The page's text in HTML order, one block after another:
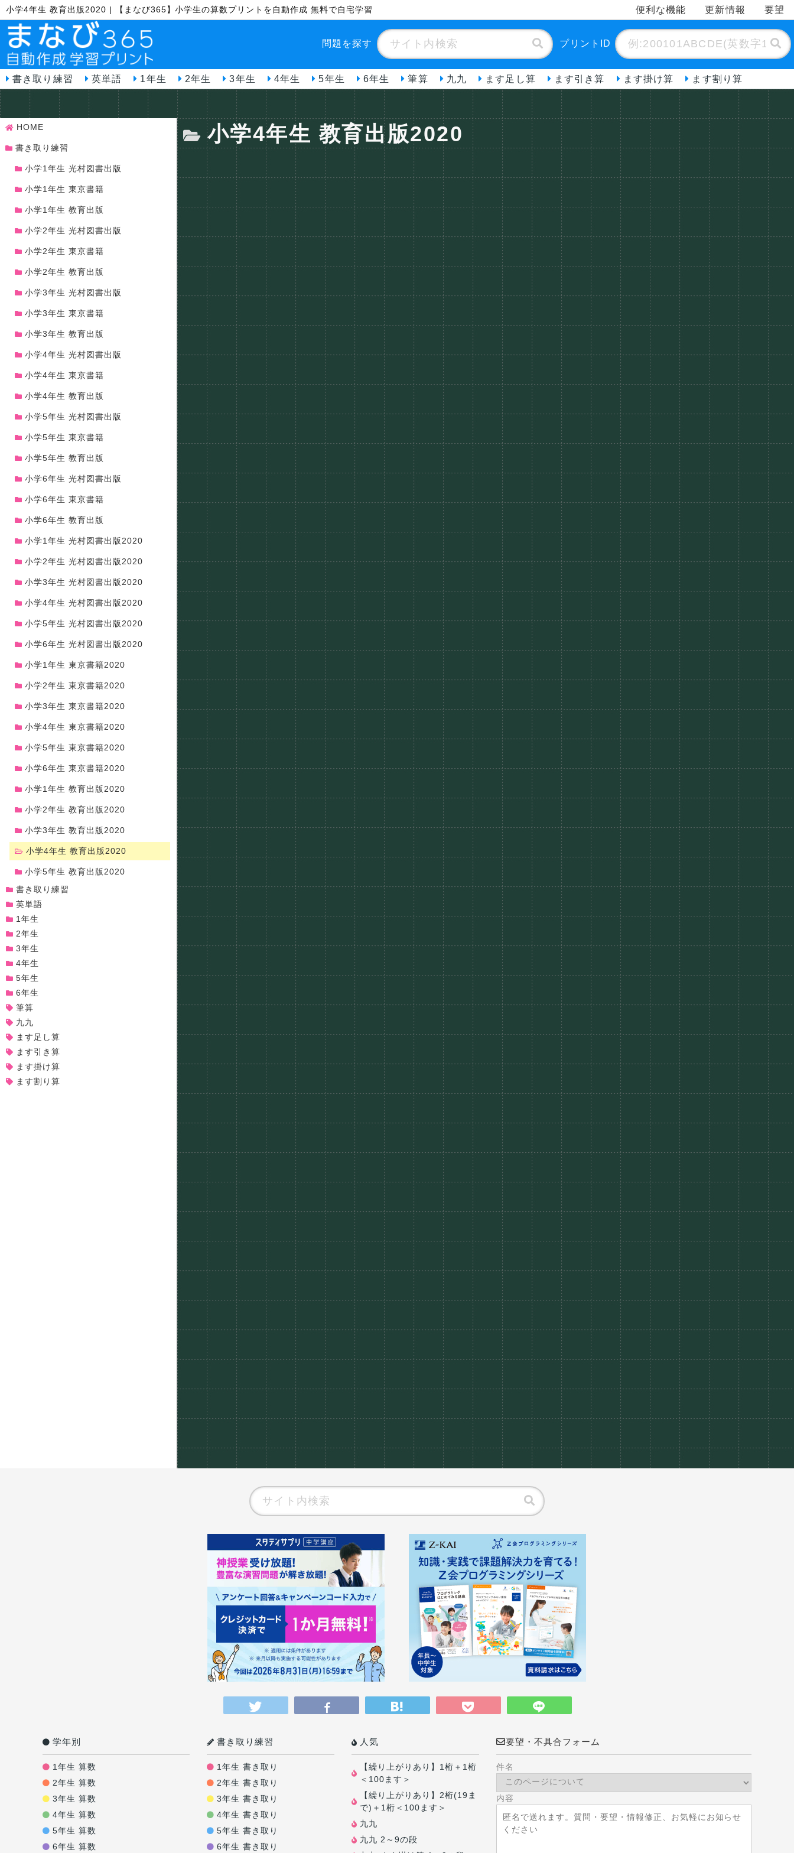
小学4年生 教育出版2020 | 【まなび365】小学生の算数プリントを自動作成 無料で自宅学習 便利な機能 更新情報 要望
問題を探す プリントID
書き取り練習 英単語 1年生 2年生 3年生 4年生 5年生 6年生 筆算 九九 ます足し算 ます引き算 ます掛け算 ます割り算
小学4年生 教育出版2020
HOME
書き取り練習
小学1年生 光村図書出版
小学1年生 東京書籍
小学1年生 教育出版
小学2年生 光村図書出版
小学2年生 東京書籍
小学2年生 教育出版
小学3年生 光村図書出版
小学3年生 東京書籍
小学3年生 教育出版
小学4年生 光村図書出版
小学4年生 東京書籍
小学4年生 教育出版
小学5年生 光村図書出版
小学5年生 東京書籍
小学5年生 教育出版
小学6年生 光村図書出版
小学6年生 東京書籍
小学6年生 教育出版
小学1年生 光村図書出版2020
小学2年生 光村図書出版2020
小学3年生 光村図書出版2020
小学4年生 光村図書出版2020
小学5年生 光村図書出版2020
小学6年生 光村図書出版2020
小学1年生 東京書籍2020
小学2年生 東京書籍2020
小学3年生 東京書籍2020
小学4年生 東京書籍2020
小学5年生 東京書籍2020
小学6年生 東京書籍2020
小学1年生 教育出版2020
小学2年生 教育出版2020
小学3年生 教育出版2020
小学4年生 教育出版2020
小学5年生 教育出版2020
書き取り練習
英単語
1年生
2年生
3年生
4年生
5年生
6年生
筆算
九九
ます足し算
ます引き算
ます掛け算
ます割り算
学年別
1年生 算数
2年生 算数
3年生 算数
4年生 算数
5年生 算数
6年生 算数
書き取り練習
1年生 書き取り
2年生 書き取り
3年生 書き取り
4年生 書き取り
5年生 書き取り
6年生 書き取り
人気
【繰り上がりあり】1桁＋1桁
＜100ます＞
【繰り上がりあり】2桁(19ま
で)＋1桁＜100ます＞
九九
九九 2～9の段
要望・不具合フォーム
件名
内容